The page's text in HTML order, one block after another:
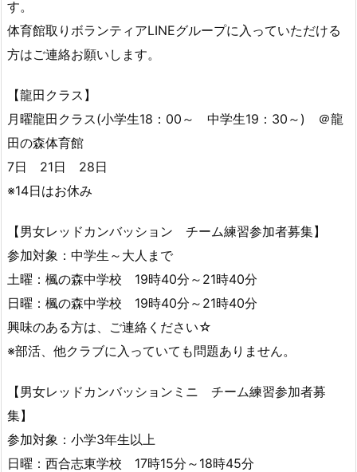
す。
体育館取りボランティアLINEグループに入っていただける
方はご連絡お願いします。
【龍田クラス】
月曜龍田クラス(小学生18：00～ 中学生19：30～) ＠龍
田の森体育館
7日 21日 28日
※14日はお休み
【男女レッドカンバッション チーム練習参加者募集】
参加対象：中学生～大人まで
土曜：楓の森中学校 19時40分～21時40分
日曜：楓の森中学校 19時40分～21時40分
興味のある方は、ご連絡ください☆
※部活、他クラブに入っていても問題ありません。
【男女レッドカンバッションミニ チーム練習参加者募
集】
参加対象：小学3年生以上
日曜：西合志東学校 17時15分～18時45分